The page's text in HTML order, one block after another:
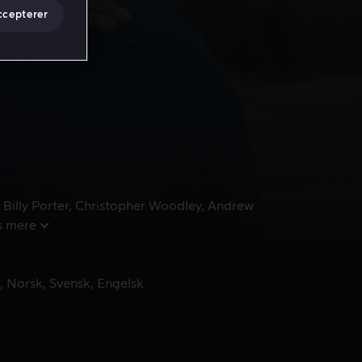
Billy Porter Christopher Woodley Andrew
mere
Norsk Svensk Engelsk